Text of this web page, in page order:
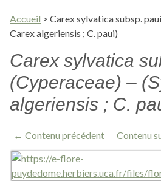
Accueil > Carex sylvatica subsp.
Carex algeriensis ; C. paui)
Carex sylvatica
(Cyperaceae) –
algeriensis ; C.
← Contenu précédent Contenu